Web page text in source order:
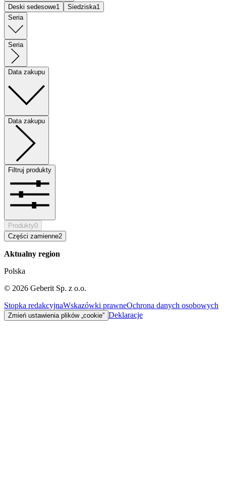
Deski sedesowe1 Siedziska1
Seria
Seria
Data zakupu
Data zakupu
Filtruj produkty
Produkty0
Części zamienne2
Aktualny region
Polska
© 2026 Geberit Sp. z o.o.
Stopka redakcyjnaWskazówki prawneOchrona danych osobowych
Zmień ustawienia plików „cookie” Deklaracje